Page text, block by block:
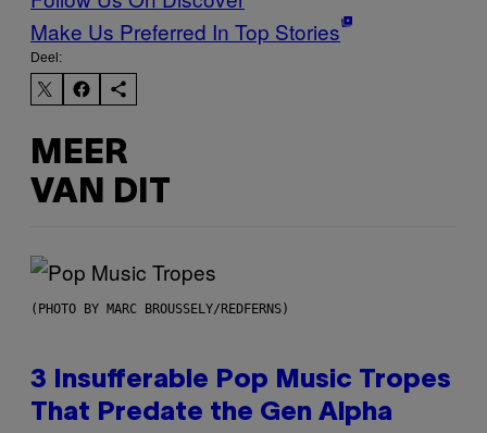
Make Us Preferred In Top Stories
Deel:
MEER
VAN DIT
(PHOTO BY MARC BROUSSELY/REDFERNS)
3 Insufferable Pop Music Tropes
That Predate the Gen Alpha